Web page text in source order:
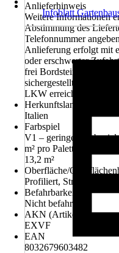
Anlieferhinweis
Weitere Informationen
Abstimmung des
Telefonnummer
Anlieferung erfolgt mit
oder erschwerter
frei Bordsteinkante,
sichergestellt sein,
LKW erreichbar ist.
Herkunftsland
Italien
Farbspiel
V1 – geringes Farbspiel
m² pro Palette
13,2 m²
Oberfläche/
Profiliert, Strukturiert
Befahrbarkeit
Nicht befahrbar
AKN
EXVF
EAN
8032679603482
Infoblatt